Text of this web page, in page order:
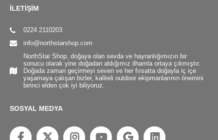
İLETİŞİM
0224 2110203
info@northstarshop.com
NorthStar Shop, doğaya olan sevda ve hayranlığımızın bir
sonucu olarak yine doğadan aldığımız ilhamla ortaya çıkmıştır.
Doğada zaman geçirmeyi seven ve her fırsatta doğayla iç içe
yaşamaya çalışan bizler, kaliteli outdoor ekipmanlarının önemini
birinci elden çok iyi biliyoruz.
SOSYAL MEDYA